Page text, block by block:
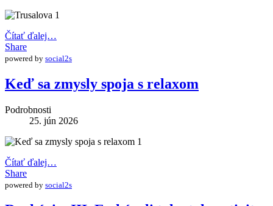
Čítať ďalej…
Share
powered by social2s
Keď sa zmysly spoja s relaxom
Podrobnosti
25. jún 2026
Čítať ďalej…
Share
powered by social2s